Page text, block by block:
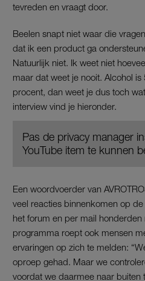
tevreden en vraagt door.
Beelen snapt niet waar die
dat ik een product ga
Natuurlijk niet. Ik weet niet
maar dat weet je nooit. Alcohol
procent, dan weet je dus toch
interview vind je hieronder.
Pas de privacy manager
YouTube item te kunnen
Een woordvoerder van
veel reacties binnenkomen op
het forum en per mail honderden
programma roept ook mensen
ervaringen op zich te melden:
oproep gehad. Maar we
voordat we daarmee naar buiten